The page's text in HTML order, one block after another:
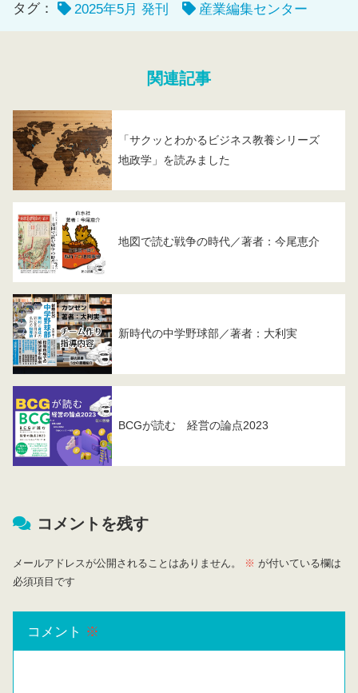
タグ：
2025年5月 発刊 産業編集センター
関連記事
「サクッとわかるビジネス教養シリーズ
地政学」を読みました
地図で読む戦争の時代／著者：今尾恵介
新時代の中学野球部／著者：大利実
BCGが読む 経営の論点2023
コメントを残す
メールアドレスが公開されることはありません。 ※ が付いている欄は
必須項目です
コメント ※